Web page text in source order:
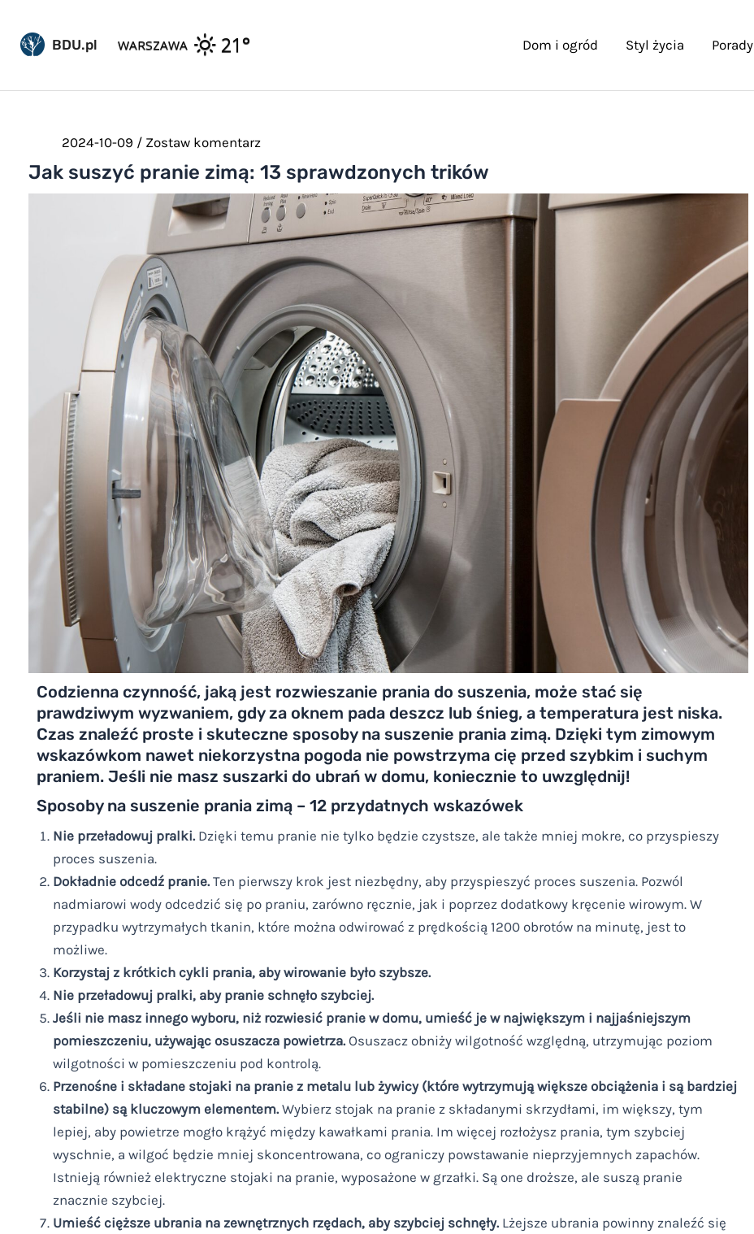
treści
BDU.pl WARSZAWA 21° Dom i ogród Styl życia Porady
2024-10-09 / Zostaw komentarz
Jak suszyć pranie zimą: 13 sprawdzonych trików
Codzienna czynność, jaką jest rozwieszanie prania do suszenia, może stać się
prawdziwym wyzwaniem, gdy za oknem pada deszcz lub śnieg, a temperatura jest niska.
Czas znaleźć proste i skuteczne sposoby na suszenie prania zimą. Dzięki tym zimowym
wskazówkom nawet niekorzystna pogoda nie powstrzyma cię przed szybkim i suchym
praniem. Jeśli nie masz suszarki do ubrań w domu, koniecznie to uwzględnij!
Sposoby na suszenie prania zimą – 12 przydatnych wskazówek
Nie przeładowuj pralki. Dzięki temu pranie nie tylko będzie czystsze, ale także mniej mokre, co przyspieszy
proces suszenia.
Dokładnie odcedź pranie. Ten pierwszy krok jest niezbędny, aby przyspieszyć proces suszenia. Pozwól
nadmiarowi wody odcedzić się po praniu, zarówno ręcznie, jak i poprzez dodatkowy kręcenie wirowym. W
przypadku wytrzymałych tkanin, które można odwirować z prędkością 1200 obrotów na minutę, jest to
możliwe.
Korzystaj z krótkich cykli prania, aby wirowanie było szybsze.
Nie przeładowuj pralki, aby pranie schnęło szybciej.
Jeśli nie masz innego wyboru, niż rozwiesić pranie w domu, umieść je w największym i najjaśniejszym
pomieszczeniu, używając osuszacza powietrza. Osuszacz obniży wilgotność względną, utrzymując poziom
wilgotności w pomieszczeniu pod kontrolą.
Przenośne i składane stojaki na pranie z metalu lub żywicy (które wytrzymują większe obciążenia i są bardziej
stabilne) są kluczowym elementem. Wybierz stojak na pranie z składanymi skrzydłami, im większy, tym
lepiej, aby powietrze mogło krążyć między kawałkami prania. Im więcej rozłożysz prania, tym szybciej
wyschnie, a wilgoć będzie mniej skoncentrowana, co ograniczy powstawanie nieprzyjemnych zapachów.
Istnieją również elektryczne stojaki na pranie, wyposażone w grzałki. Są one droższe, ale suszą pranie
znacznie szybciej.
Umieść cięższe ubrania na zewnętrznych rzędach, aby szybciej schnęły. Lżejsze ubrania powinny znaleźć się